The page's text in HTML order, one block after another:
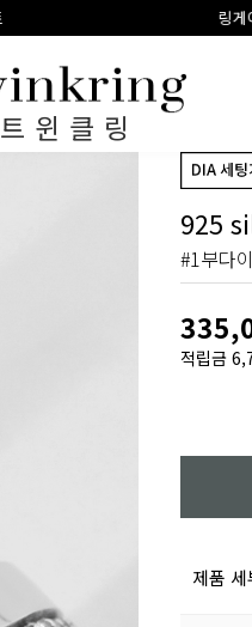
링게이지 구매시 100% 적립금 환급
트윈클링
925
#1부다
적립금
제품